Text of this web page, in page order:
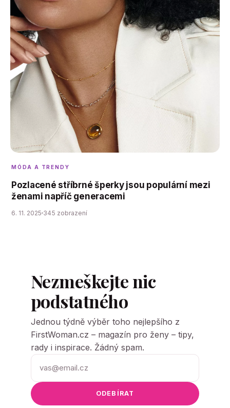
MÓDA A TRENDY
Pozlacené stříbrné šperky jsou populární mezi
ženami napříč generacemi
6. 11. 2025 345 zobrazení
Nezmeškejte nic
podstatného
Jednou týdně výběr toho nejlepšího z
FirstWoman.cz – magazín pro ženy – tipy,
rady i inspirace. Žádný spam.
ODEBÍRAT